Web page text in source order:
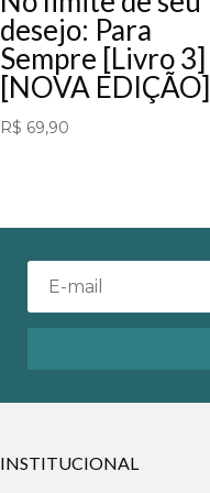
desejo: Para
Sempre [Livro 3]
[NOVA EDIÇÃO]
R$ 69,90
INSTITUCIONAL